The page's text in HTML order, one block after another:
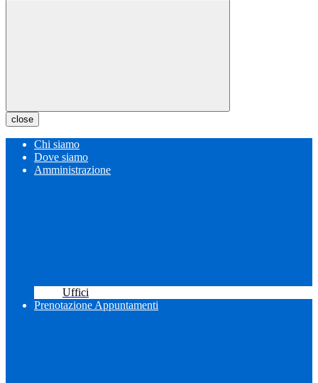
close
Chi siamo
Dove siamo
Amministrazione
Uffici
Prenotazione Appuntamenti